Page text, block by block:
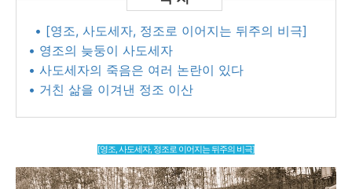
• [영조, 사도세자, 정조로 이어지는 뒤주의 비극]
• 영조의 늦둥이 사도세자
• 사도세자의 죽음은 여러 논란이 있다
• 거친 삶을 이겨낸 정조 이산
[영조, 사도세자, 정조로 이어지는 뒤주의 비극]